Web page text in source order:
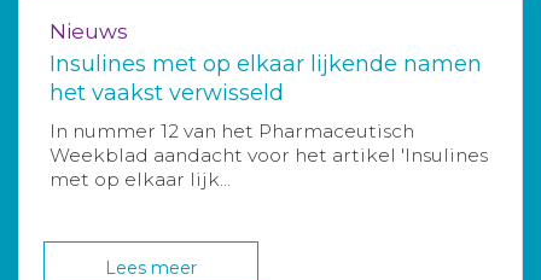
Nieuws
Insulines met op elkaar lijkende namen
het vaakst verwisseld
In nummer 12 van het Pharmaceutisch
Weekblad aandacht voor het artikel 'Insulines
met op elkaar lijk...
Lees meer